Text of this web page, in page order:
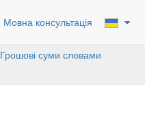
Мовна консультація
Грошові суми словами